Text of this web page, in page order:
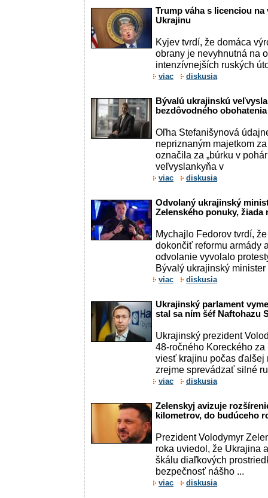
Trump váha s licenciou
Ukrajinu
Kyjev tvrdí, že domáca
obrany je nevyhnutná na
intenzívnejších ruských
viac diskusia
Bývalú ukrajinskú
bezdôvodného
Oľha Stefanišynová
nepriznaným majetkom
označila za „búrku v
veľvyslankyňa v
viac diskusia
Odvolaný ukrajinský
Zelenského ponuky, žiada
Mychajlo Fedorov tvrdí,
dokončiť reformu armády
odvolanie vyvolalo
Bývalý ukrajinský minister
viac diskusia
Ukrajinský parlament
stal sa ním šéf Naftohazu
Ukrajinský prezident
48-ročného Koreckého
viesť krajinu počas ďalšej
zrejme sprevádzať silné
viac diskusia
Zelenskyj avizuje
kilometrov, do budúceho
Prezident Volodymyr
roka uviedol, že Ukrajina
škálu diaľkových
bezpečnosť nášho ...
viac diskusia